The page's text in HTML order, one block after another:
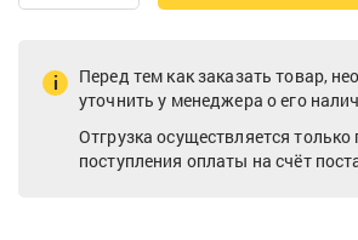
Перед тем как заказать товар,
уточнить у менеджера о его
Отгрузка осуществляется только
поступления оплаты на счёт